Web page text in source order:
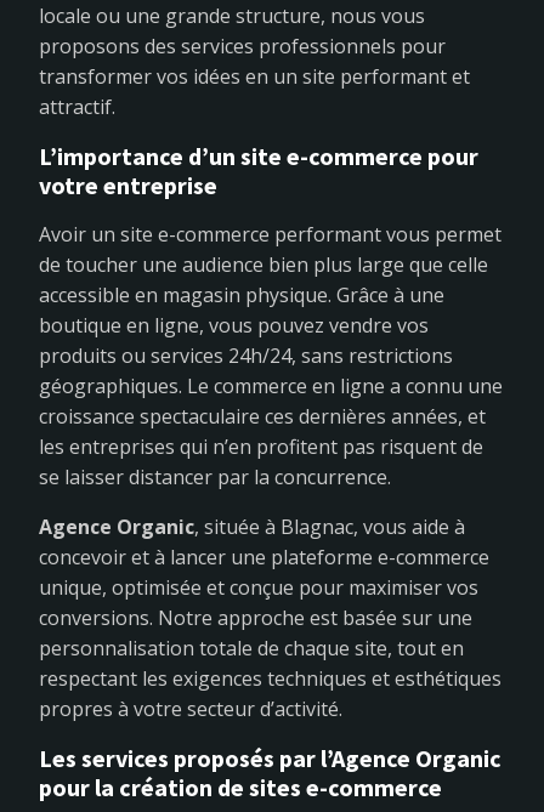
locale ou une grande structure, nous vous
proposons des services professionnels pour
transformer vos idées en un site performant et
attractif.
L’importance d’un site e-commerce pour
votre entreprise
Avoir un site e-commerce performant vous permet
de toucher une audience bien plus large que celle
accessible en magasin physique. Grâce à une
boutique en ligne, vous pouvez vendre vos
produits ou services 24h/24, sans restrictions
géographiques. Le commerce en ligne a connu une
croissance spectaculaire ces dernières années, et
les entreprises qui n’en profitent pas risquent de
se laisser distancer par la concurrence.
Agence Organic, située à Blagnac, vous aide à
concevoir et à lancer une plateforme e-commerce
unique, optimisée et conçue pour maximiser vos
conversions. Notre approche est basée sur une
personnalisation totale de chaque site, tout en
respectant les exigences techniques et esthétiques
propres à votre secteur d’activité.
Les services proposés par l’Agence Organic
pour la création de sites e-commerce